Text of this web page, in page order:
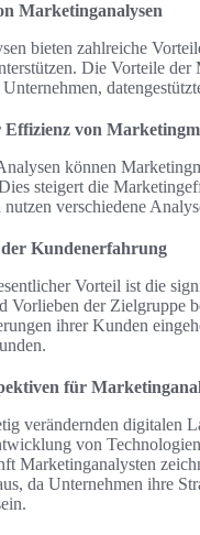
Marketinganalysen
bieten zahlreiche
Die Vorteile
von
können
steigert die
verschiedene
der Kundenerfahrung
Vorteil ist die
Vorlieben der Zielgruppe
ihrer Kunden
für
verändernden digitalen
von
Marketinganalysten
da Unternehmen ihre